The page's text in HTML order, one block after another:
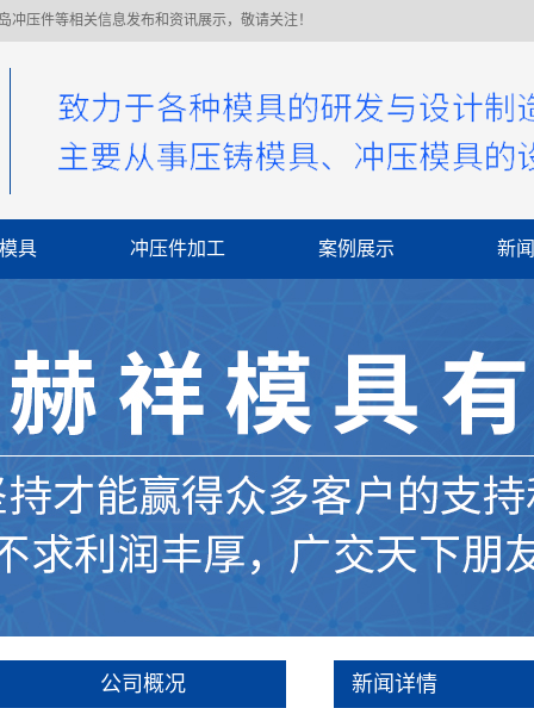
冲压件等相关信息发布和资讯展示，敬请关注！
具 冲压件加工 案例展示 新
常
公司概况 新闻详情